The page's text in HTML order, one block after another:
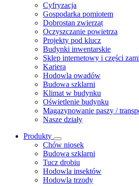
Cyfryzacja
Gospodarka pomiotem
Dobrostan zwierząt
Oczyszczanie powietrza
Projekty pod klucz
Budynki inwentarskie
Sklep internetowy i części
Kariera
Hodowla owadów
Budowa szklarni
Klimat w budynku
Oświetlenie budynku
Magazynowanie paszy /
Nasze działy
Produkty
Chów niosek
Budowa szklarni
Tucz drobiu
Hodowla insektów
Hodowla trzody